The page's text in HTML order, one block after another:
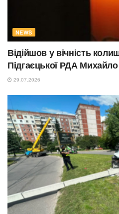
NEWS
Відійшов у вічність
Підгаєцької РДА
29.07.2026